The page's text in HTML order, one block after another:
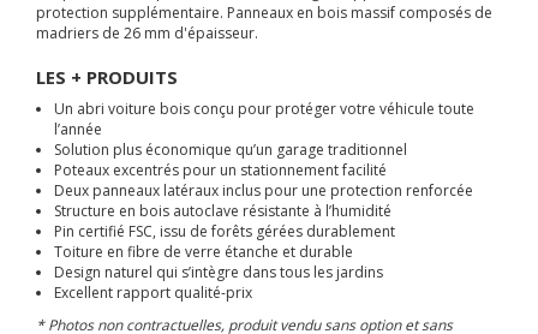
protection supplémentaire. Panneaux en bois massif composés de
madriers de 26 mm d'épaisseur.
LES + PRODUITS
Un abri voiture bois conçu pour protéger votre véhicule toute
l’année
Solution plus économique qu’un garage traditionnel
Poteaux excentrés pour un stationnement facilité
Deux panneaux latéraux inclus pour une protection renforcée
Structure en bois autoclave résistante à l’humidité
Pin certifié FSC, issu de forêts gérées durablement
Toiture en fibre de verre étanche et durable
Design naturel qui s’intègre dans tous les jardins
Excellent rapport qualité-prix
* Photos non contractuelles, produit vendu sans option et sans